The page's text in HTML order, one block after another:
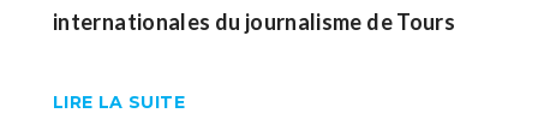
internationales du journalisme de Tours
LIRE LA SUITE
29